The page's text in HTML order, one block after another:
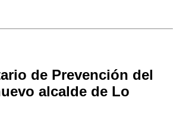
de Prevención del
alcalde de Lo